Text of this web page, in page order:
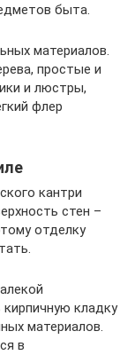
быта.
материалов.
простые и
и люстры,
флер
кантри
стен –
отделку
кладку
материалов.
в